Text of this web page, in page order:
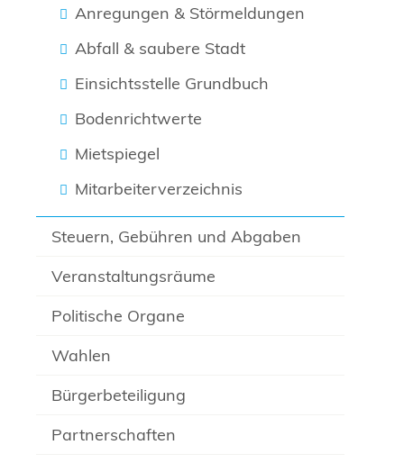
Anregungen & Störmeldungen
Abfall & saubere Stadt
Einsichtsstelle Grundbuch
Bodenrichtwerte
Mietspiegel
Mitarbeiterverzeichnis
Steuern, Gebühren und Abgaben
Veranstaltungsräume
Politische Organe
Wahlen
Bürgerbeteiligung
Partnerschaften